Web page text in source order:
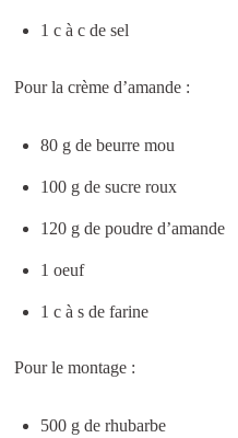
1 c à c de sel
Pour la crème d’amande :
80 g de beurre mou
100 g de sucre roux
120 g de poudre d’amande
1 oeuf
1 c à s de farine
Pour le montage :
500 g de rhubarbe